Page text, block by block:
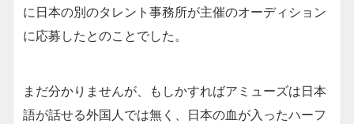
に日本の別のタレント事務所が主催のオーディション
に応募したとのことでした。
まだ分かりませんが、もしかすればアミューズは日本
語が話せる外国人では無く、日本の血が入ったハーフ